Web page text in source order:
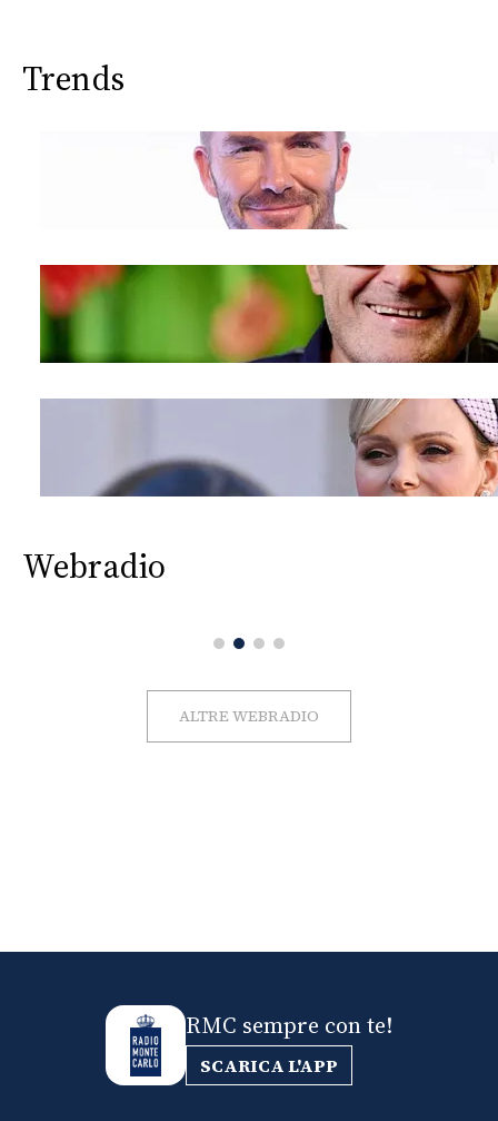
Trends
Webradio
ALTRE WEBRADIO
RMC sempre con te!
SCARICA L'APP